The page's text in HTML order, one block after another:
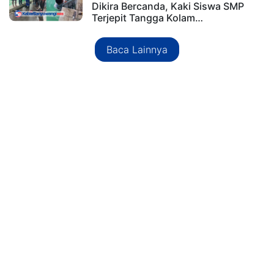
Dikira Bercanda, Kaki Siswa SMP
Terjepit Tangga Kolam…
Baca Lainnya